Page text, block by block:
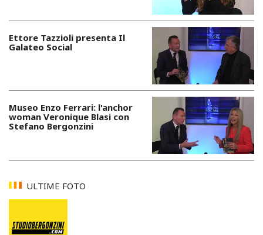
Ettore Tazzioli presenta Il
Galateo Social
Museo Enzo Ferrari: l'anchor
woman Veronique Blasi con
Stefano Bergonzini
ULTIME FOTO